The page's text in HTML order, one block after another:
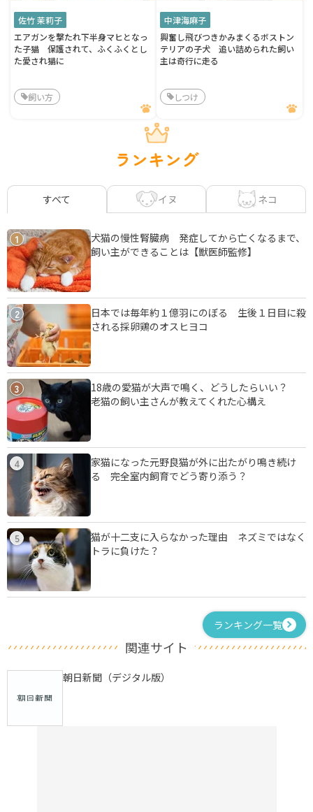
佐竹 茉莉子
エアガンを撃たれ下半身マヒとなっ
た子猫 保護されて、ふくふくとし
た愛され猫に
飼い方
中津海麻子
興奮し飛びつきかみまくるボストン
テリアの子犬 追い詰められた飼い
主は奇行に走る
しつけ
ランキング
すべて イヌ ネコ
1
犬猫の慢性腎臓病 発症してから亡くなるまで、
飼い主ができることは【獣医師監修】
2
日本では毎年約１億羽にのぼる 生後１日目に殺
される採卵鶏のオスヒヨコ
3
18歳の愛猫が大声で鳴く、どうしたらいい？
老猫の飼い主さんが教えてくれた心構え
4
家猫になった元野良猫が外に出たがり鳴き続け
る 完全室内飼育でどう寄り添う？
5
猫が十二支に入らなかった理由 ネズミではなく
トラに負けた？
ランキング一覧
関連サイト
朝日新聞（デジタル版）